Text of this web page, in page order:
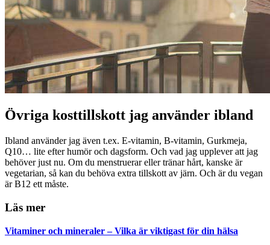
Övriga kosttillskott jag använder ibland
Ibland använder jag även t.ex. E-vitamin, B-vitamin, Gurkmeja,
Q10… lite efter humör och dagsform. Och vad jag upplever att jag
behöver just nu. Om du menstruerar eller tränar hårt, kanske är
vegetarian, så kan du behöva extra tillskott av järn. Och är du vegan
är B12 ett måste.
Läs mer
Vitaminer och mineraler – Vilka är viktigast för din hälsa